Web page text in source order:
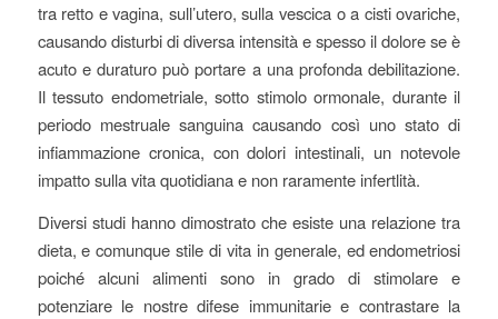
tra retto e vagina, sull’utero, sulla vescica o a cisti ovariche,
causando disturbi di diversa intensità e spesso il dolore se è
acuto e duraturo può portare a una profonda debilitazione.
Il tessuto endometriale, sotto stimolo ormonale, durante il
periodo mestruale sanguina causando così uno stato di
infiammazione cronica, con dolori intestinali, un notevole
impatto sulla vita quotidiana e non raramente infertlità.
Diversi studi hanno dimostrato che esiste una relazione tra
dieta, e comunque stile di vita in generale, ed endometriosi
poiché alcuni alimenti sono in grado di stimolare e
potenziare le nostre difese immunitarie e contrastare la